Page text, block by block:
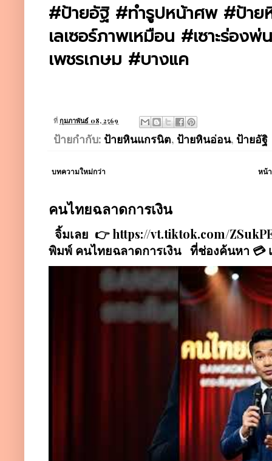
#ป้ายอัฐิ #ทำรูปหน้าศพ #ป้า
เลเซอร์ภาพเหมือน #เซาะร่อ
เพชรเกษม #บางแค
ที่ กุมภาพันธ์ 08, 2569
ป้ายกำกับ: ป้ายหินแกรนิต, ป้ายหินอ่อน, ป้ายอัฐิ
บทความใหม่กว่า หน้
คนไทยฉลาดการเงิน
จิ้มเลย 👉 https://vt.tiktok.com/
พิมพ์ คนไทยฉลาดการเงิน ที่ช่องค้นหา 💳